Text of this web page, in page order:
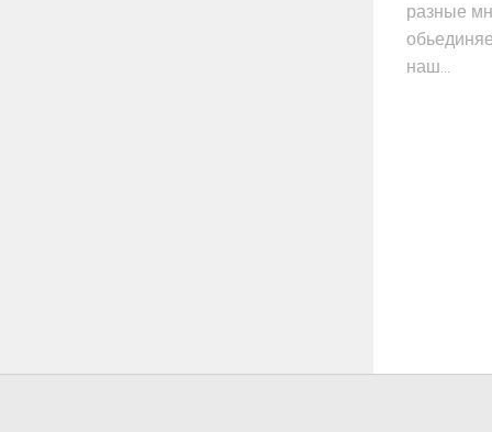
разные
наш...